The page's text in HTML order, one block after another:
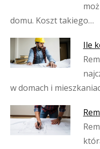
domu. Koszt takiego…
Ile
w domach i